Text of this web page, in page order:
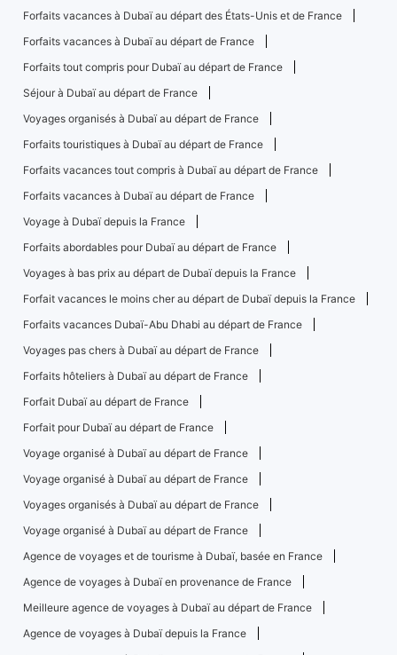
Forfaits vacances à Dubaï au départ des États-Unis et de France
Forfaits vacances à Dubaï au départ de France
Forfaits tout compris pour Dubaï au départ de France
Séjour à Dubaï au départ de France
Voyages organisés à Dubaï au départ de France
Forfaits touristiques à Dubaï au départ de France
Forfaits vacances tout compris à Dubaï au départ de France
Forfaits vacances à Dubaï au départ de France
Voyage à Dubaï depuis la France
Forfaits abordables pour Dubaï au départ de France
Voyages à bas prix au départ de Dubaï depuis la France
Forfait vacances le moins cher au départ de Dubaï depuis la France
Forfaits vacances Dubaï-Abu Dhabi au départ de France
Voyages pas chers à Dubaï au départ de France
Forfaits hôteliers à Dubaï au départ de France
Forfait Dubaï au départ de France
Forfait pour Dubaï au départ de France
Voyage organisé à Dubaï au départ de France
Voyage organisé à Dubaï au départ de France
Voyages organisés à Dubaï au départ de France
Voyage organisé à Dubaï au départ de France
Agence de voyages et de tourisme à Dubaï, basée en France
Agence de voyages à Dubaï en provenance de France
Meilleure agence de voyages à Dubaï au départ de France
Agence de voyages à Dubaï depuis la France